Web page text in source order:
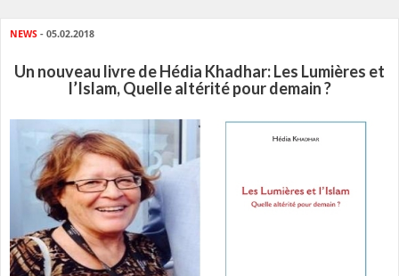
NEWS - 05.02.2018
Un nouveau livre de Hédia Khadhar: Les Lumières et
l’Islam, Quelle altérité pour demain ?